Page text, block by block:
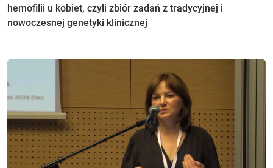
hemofilii u kobiet, czyli zbiór zadań z tradycyjnej i
nowoczesnej genetyki klinicznej